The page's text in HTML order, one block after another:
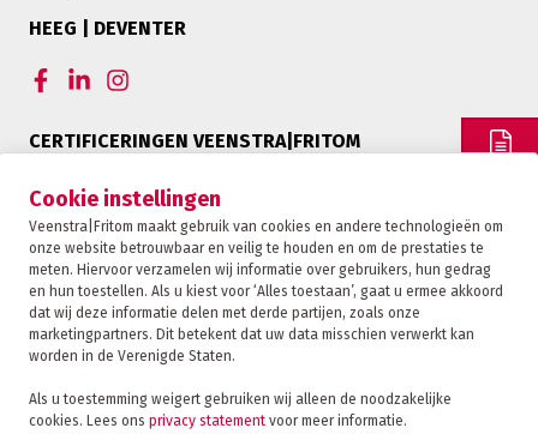
Cookie instellingen
Veenstra|Fritom maakt gebruik van cookies en andere technologieën om
onze website betrouwbaar en veilig te houden en om de prestaties te
meten. Hiervoor verzamelen wij informatie over gebruikers, hun gedrag
en hun toestellen. Als u kiest voor ‘Alles toestaan’, gaat u ermee akkoord
dat wij deze informatie delen met derde partijen, zoals onze
marketingpartners. Dit betekent dat uw data misschien verwerkt kan
worden in de Verenigde Staten.
Als u toestemming weigert gebruiken wij alleen de noodzakelijke
cookies. Lees onsprivacy statement voor meer informatie.
CONTACT
HEEG | DEVENTER
CERTIFICERINGEN VEENSTRA|FRITOM
Veenstra|Fritom is onderdeel van de Fritom Group